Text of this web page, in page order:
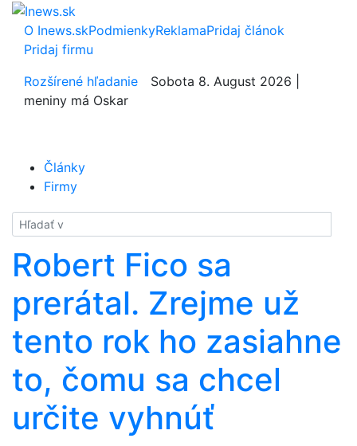
O Inews.skPodmienkyReklamaPridaj článok
Pridaj firmu
Rozšírené hľadanie
Sobota 8. August 2026 |
meniny má Oskar
Články
Firmy
Hladať
Robert Fico sa
prerátal. Zrejme už
tento rok ho zasiahne
to, čomu sa chcel
určite vyhnúť